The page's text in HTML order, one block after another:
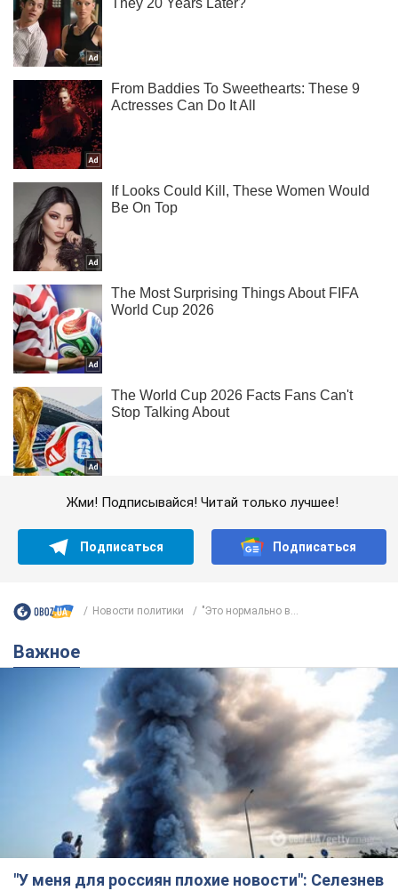
Жми! Подписывайся! Читай только лучшее!
Подписаться Подписаться
Новости политики "Это нормально в...
Важное
"У меня для россиян плохие новости": Селезнев